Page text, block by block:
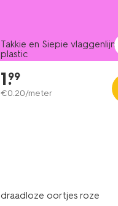
Takkie en Siepie vlaggenlijn
plastic
1.
99
€0.20/meter
draadloze oortjes roze